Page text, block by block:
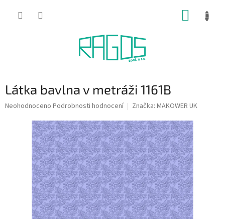
Látka bavlna v metráži 1161B
Průměrné
produktu
hvězdiček.
Neohodnoceno Podrobnosti hodnocení Značka: MAKOWER UK